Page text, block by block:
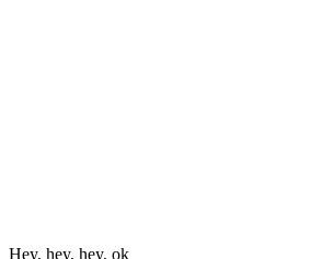
Hey, hey, hey, ok